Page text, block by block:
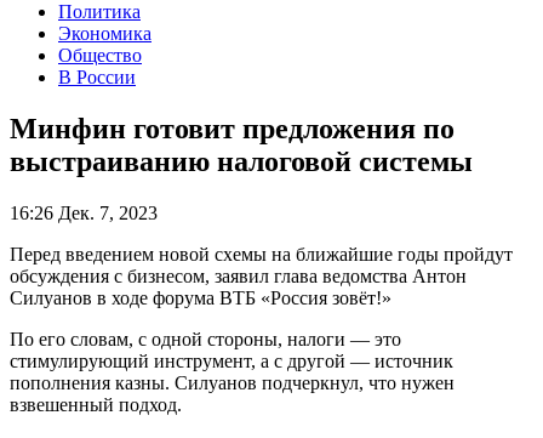
Политика
Экономика
Общество
В России
Минфин готовит предложения по
выстраиванию налоговой системы
16:26 Дек. 7, 2023
Перед введением новой схемы на ближайшие годы пройдут
обсуждения с бизнесом, заявил глава ведомства Антон
Силуанов в ходе форума ВТБ «Россия зовёт!»
По его словам, с одной стороны, налоги — это
стимулирующий инструмент, а с другой — источник
пополнения казны. Силуанов подчеркнул, что нужен
взвешенный подход.